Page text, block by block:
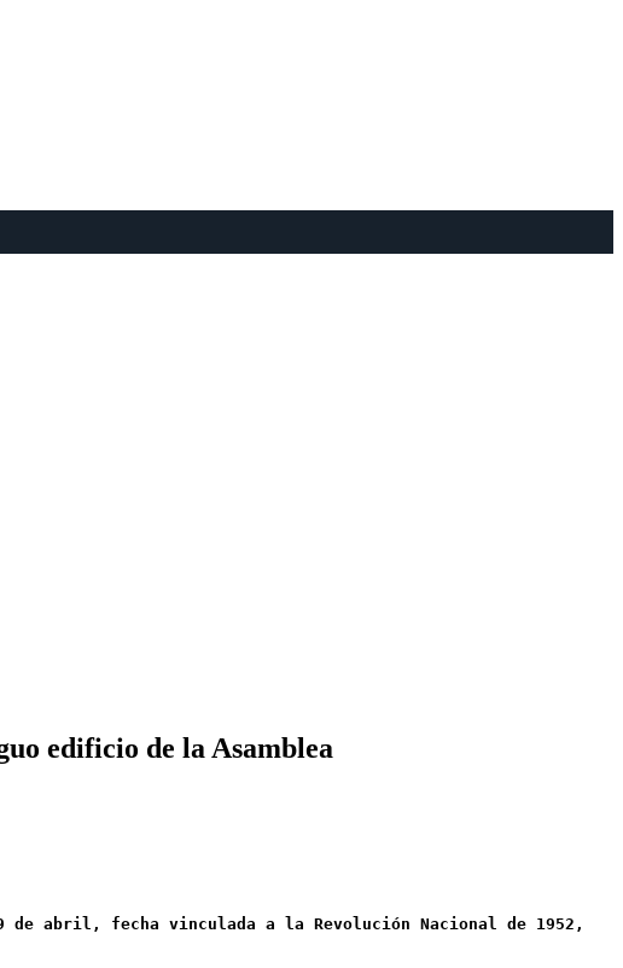
edificio de la Asamblea
abril, fecha vinculada a la Revolución Nacional de 1952,